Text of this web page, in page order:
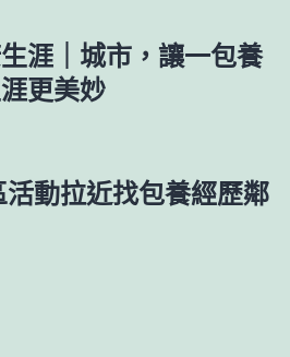
涯｜城市，讓一包養
更美妙
活動拉近找包養經歷鄰